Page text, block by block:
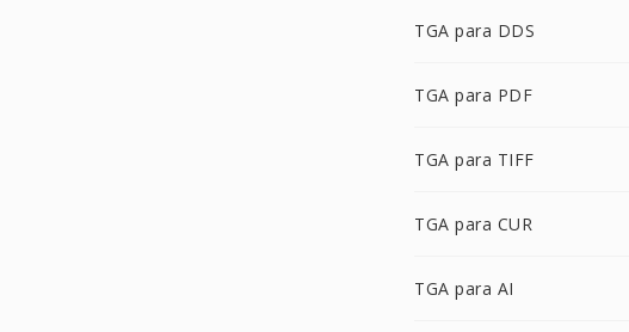
TGA para DDS
TGA para PDF
TGA para TIFF
TGA para CUR
TGA para AI